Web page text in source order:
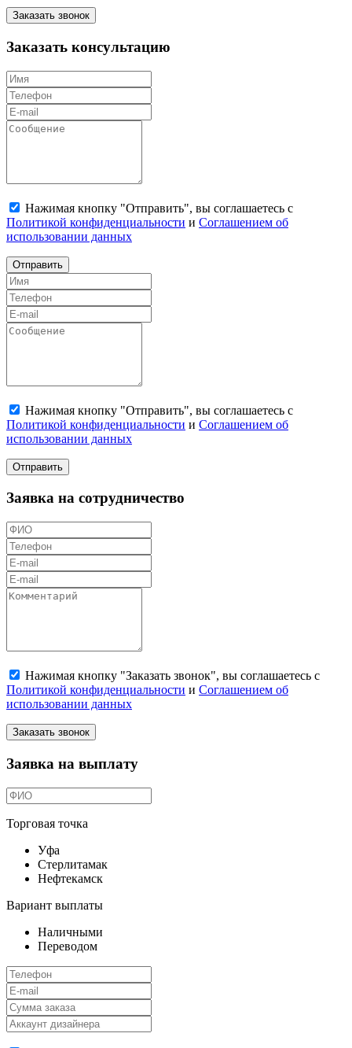
Заказать звонок
Заказать консультацию
Нажимая кнопку "Отправить", вы соглашаетесь с
Политикой конфиденциальности и Соглашением об
использовании данных
Отправить
Нажимая кнопку "Отправить", вы соглашаетесь с
Политикой конфиденциальности и Соглашением об
использовании данных
Отправить
Заявка на сотрудничество
Нажимая кнопку "Заказать звонок", вы соглашаетесь с
Политикой конфиденциальности и Соглашением об
использовании данных
Заказать звонок
Заявка на выплату
Торговая точка
Уфа
Стерлитамак
Нефтекамск
Вариант выплаты
Наличными
Переводом